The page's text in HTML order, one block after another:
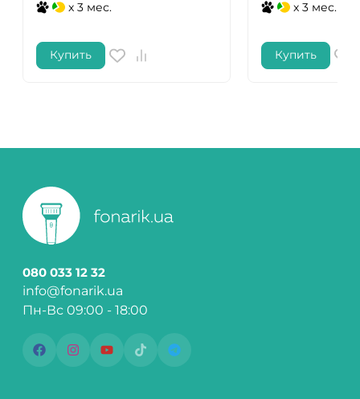
x 3 мес.
Купить
x 3 мес.
Купить
080 033 12 32
info@fonarik.ua
Пн-Вс 09:00 - 18:00